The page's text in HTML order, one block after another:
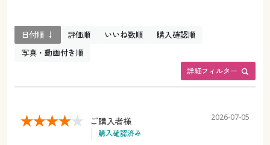
詳細フィルター
日付順 ↓ 評価順 いいね数順
購入確認順
写真・動画付き順
ご購入者様
購入確認済み
2026-07-05